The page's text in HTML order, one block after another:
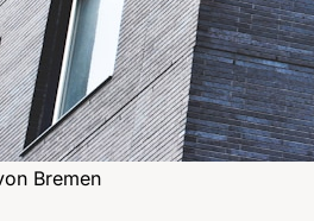
Bremen